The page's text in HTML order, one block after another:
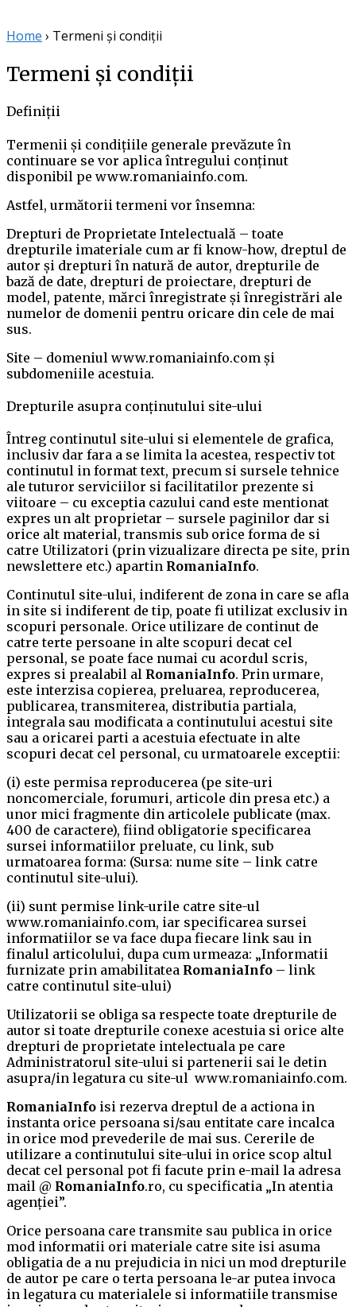
Home › Termeni și condiții
Termeni și condiții
Definiții
Termenii și condițiile generale prevăzute în
continuare se vor aplica întregului conținut
disponibil pe www.romaniainfo.com.
Astfel, următorii termeni vor însemna:
Drepturi de Proprietate Intelectuală – toate
drepturile imateriale cum ar fi know-how, dreptul de
autor și drepturi în natură de autor, drepturile de
bază de date, drepturi de proiectare, drepturi de
model, patente, mărci înregistrate și înregistrări ale
numelor de domenii pentru oricare din cele de mai
sus.
Site – domeniul www.romaniainfo.com și
subdomeniile acestuia.
Drepturile asupra conținutului site-ului
Întreg continutul site-ului si elementele de grafica,
inclusiv dar fara a se limita la acestea, respectiv tot
continutul in format text, precum si sursele tehnice
ale tuturor serviciilor si facilitatilor prezente si
viitoare – cu exceptia cazului cand este mentionat
expres un alt proprietar – sursele paginilor dar si
orice alt material, transmis sub orice forma de si
catre Utilizatori (prin vizualizare directa pe site, prin
newslettere etc.) apartin RomaniaInfo.
Continutul site-ului, indiferent de zona in care se afla
in site si indiferent de tip, poate fi utilizat exclusiv in
scopuri personale. Orice utilizare de continut de
catre terte persoane in alte scopuri decat cel
personal, se poate face numai cu acordul scris,
expres si prealabil al RomaniaInfo. Prin urmare,
este interzisa copierea, preluarea, reproducerea,
publicarea, transmiterea, distributia partiala,
integrala sau modificata a continutului acestui site
sau a oricarei parti a acestuia efectuate in alte
scopuri decat cel personal, cu urmatoarele exceptii:
(i) este permisa reproducerea (pe site-uri
noncomerciale, forumuri, articole din presa etc.) a
unor mici fragmente din articolele publicate (max.
400 de caractere), fiind obligatorie specificarea
sursei informatiilor preluate, cu link, sub
urmatoarea forma: (Sursa: nume site – link catre
continutul site-ului).
(ii) sunt permise link-urile catre site-ul
www.romaniainfo.com, iar specificarea sursei
informatiilor se va face dupa fiecare link sau in
finalul articolului, dupa cum urmeaza: „Informatii
furnizate prin amabilitatea RomaniaInfo – link
catre continutul site-ului)
Utilizatorii se obliga sa respecte toate drepturile de
autor si toate drepturile conexe acestuia si orice alte
drepturi de proprietate intelectuala pe care
Administratorul site-ului si partenerii sai le detin
asupra/in legatura cu site-ul www.romaniainfo.com.
RomaniaInfo isi rezerva dreptul de a actiona in
instanta orice persoana si/sau entitate care incalca
in orice mod prevederile de mai sus. Cererile de
utilizare a continutului site-ului in orice scop altul
decat cel personal pot fi facute prin e-mail la adresa
mail @ RomaniaInfo.ro, cu specificatia „In atentia
agenției”.
Orice persoana care transmite sau publica in orice
mod informatii ori materiale catre site isi asuma
obligatia de a nu prejudicia in nici un mod drepturile
de autor pe care o terta persoana le-ar putea invoca
in legatura cu materialele si informatiile transmise